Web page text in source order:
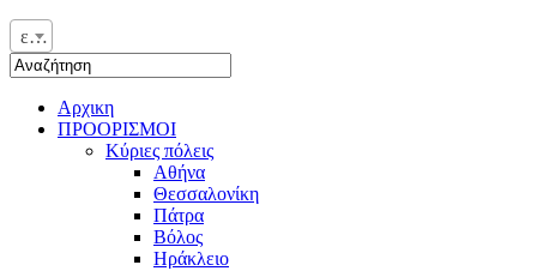
ελ
Αρχικη
ΠΡΟΟΡΙΣΜΟΙ
Κύριες πόλεις
Αθήνα
Θεσσαλονίκη
Πάτρα
Βόλος
Ηράκλειο